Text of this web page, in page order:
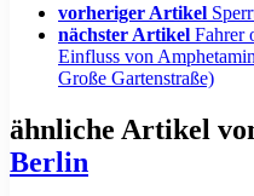
vorheriger Artikel
nächster Artikel Fahrer
Einfluss von
Große Gartenstraße)
ähnliche Artikel
Berlin